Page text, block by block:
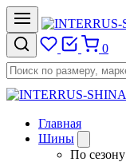
0
Главная
Шины
По сезону